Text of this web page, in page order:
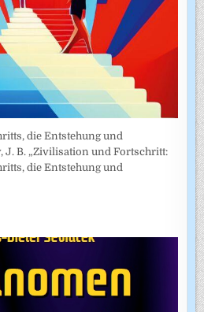
die Entstehung und
J. B. „Zivilisation und Fortschritt:
die Entstehung und